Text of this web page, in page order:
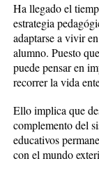
Ha llegado el
estrategia
adaptarse a vivir
alumno. Puesto
puede pensar en
recorrer la vida
Ello implica que
complemento del
educativos
con el mundo